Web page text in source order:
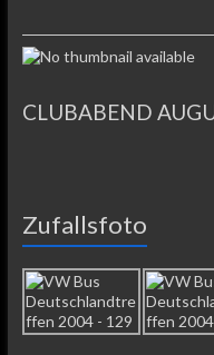
CLUBABEND
Zufallsfoto